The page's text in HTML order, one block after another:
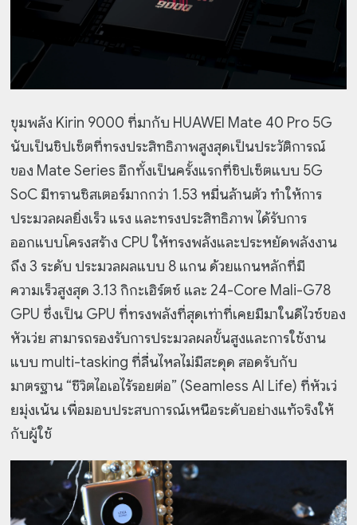
ขุมพลัง Kirin 9000 ที่มากับ HUAWEI Mate 40 Pro 5G
นับเป็นชิปเซ็ตที่ทรงประสิทธิภาพสูงสุดเป็นประวัติการณ์
ของ Mate Series อีกทั้งเป็นครั้งแรกที่ชิปเซ็ตแบบ 5G
SoC มีทรานซิสเตอร์มากกว่า 1.53 หมื่นล้านตัว ทำให้การ
ประมวลผลยิ่งเร็ว แรง และทรงประสิทธิภาพ ได้รับการ
ออกแบบโครงสร้าง CPU ให้ทรงพลังและประหยัดพลังงาน
ถึง 3 ระดับ ประมวลผลแบบ 8 แกน ด้วยแกนหลักที่มี
ความเร็วสูงสุด 3.13 กิกะเฮิร์ตซ์ และ 24-Core Mali-G78
GPU ซึ่งเป็น GPU ที่ทรงพลังที่สุดเท่าที่เคยมีมาในดีไวซ์ของ
หัวเว่ย สามารถรองรับการประมวลผลขั้นสูงและการใช้งาน
แบบ multi-tasking ที่ลื่นไหลไม่มีสะดุด สอดรับกับ
มาตรฐาน “ชีวิตไอเอไร้รอยต่อ” (Seamless AI Life) ที่หัวเว่
ยมุ่งเน้น เพื่อมอบประสบการณ์เหนือระดับอย่างแท้จริงให้
กับผู้ใช้